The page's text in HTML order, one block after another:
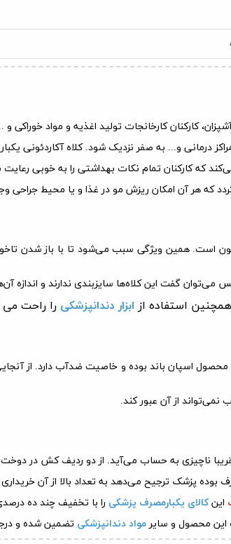
آشپزان، کارکنان کارخانجات تولید اغذیه و مواد
درمانی و... به صفر نزدیک شود. کلاه آکاردئونی
که کارکنان تمام نکات بهداشتی را به خوبی
که هر آن امکان ریزش مو در غذا و یا محیط جراحی
است. همین ویژگی سبب می‌شود تا با باز شدن
گفت این کلاه‌ها سایزبندی ندارند و اندازه
همچنین استفاده از ابزار دندانپزشکی را راحت می
اسپان باند بوده و خاصیت ضدآب دارد. از
نمی‌تواند از آن عبور کند.
بوده پزشک ترجیح می‌دهد به تعداد بالا از آن
اینکالای یکبارمصرف پزشکی را با تخفیف چند ده
این محصول و سایر مواد دندانپزشکی تضمین شده و